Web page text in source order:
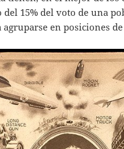
15% del voto de una
en posiciones